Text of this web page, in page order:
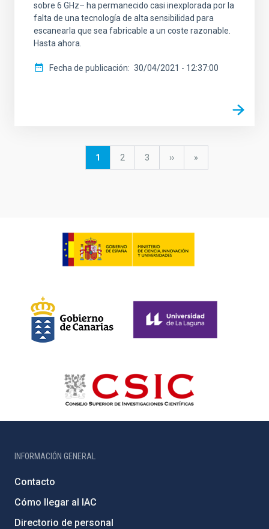
sobre 6 GHz– ha permanecido casi inexplorada por la
falta de una tecnología de alta sensibilidad para
escanearla que sea fabricable a un coste razonable.
Hasta ahora.
Fecha de publicación 30/04/2021 - 12:37:00
Página
1 Página
2 Página
3
Siguiente
››
última
»
INFORMACIÓN GENERAL
Contacto
Cómo llegar al IAC
Directorio de personal